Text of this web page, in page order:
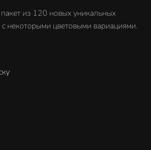
из 120 новых уникальных
с некоторыми цветовыми вариациями.